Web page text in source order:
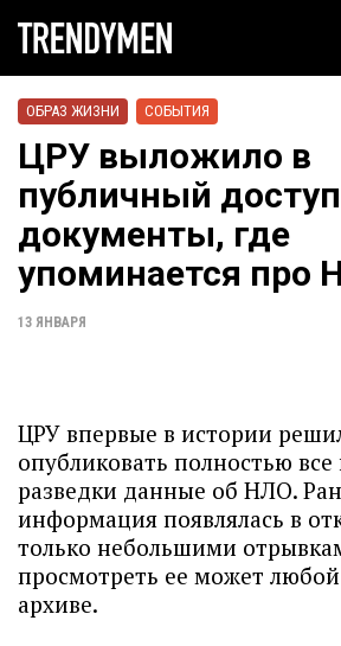
ОБРАЗ ЖИЗНИ СОБЫТИЯ
ЦРУ выложило в
публичный
документы, где
упоминается про
13 ЯНВАРЯ
ЦРУ впервые в истории
опубликовать полностью
разведки данные об НЛО.
информация появлялась в
только небольшими
просмотреть ее может
архиве.